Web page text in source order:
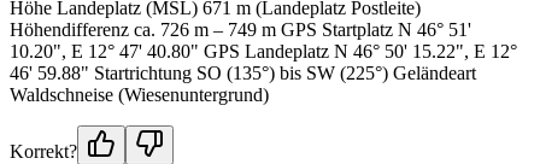
Höhe Landeplatz (MSL) 671 m (Landeplatz Postleite)
Höhendifferenz ca. 726 m – 749 m GPS Startplatz N 46° 51'
10.20", E 12° 47' 40.80" GPS Landeplatz N 46° 50' 15.22", E 12°
46' 59.88" Startrichtung SO (135°) bis SW (225°) Geländeart
Waldschneise (Wiesenuntergrund)
Korrekt?